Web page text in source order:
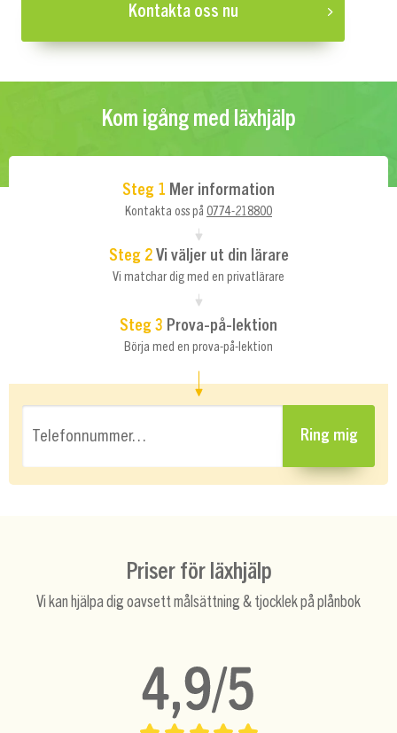
Kontakta oss nu
Kom igång med läxhjälp
Steg 1 Mer information
Kontakta oss på 0774-218800
Steg 2Vi väljer ut din lärare
Vi matchar dig med en privatlärare
Steg 3 Prova-på-lektion
Börja med en prova-på-lektion
Telefonnummer… Ring mig
Priser för läxhjälp
Vi kan hjälpa dig oavsett målsättning & tjocklek på plånbok